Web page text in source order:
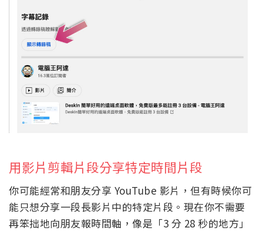
用影片剪輯片段分享特定時間片段
你可能經常和朋友分享 YouTube 影片，但有時候你可
能只想分享一段長影片中的特定片段。現在你不需要
再笨拙地向朋友報時間軸，像是「3 分 28 秒的地方」